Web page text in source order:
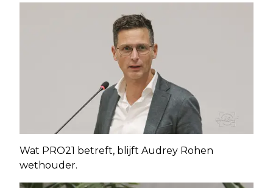
Wat PRO21 betreft, blijft Audrey Rohen
wethouder.